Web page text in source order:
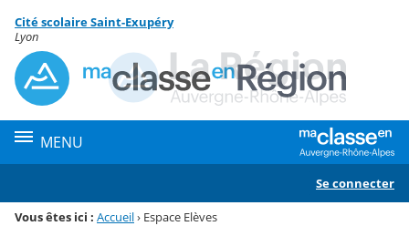
Menu de la rubrique
Contenu
Cité scolaire Saint-Exupéry
Lyon
MENU
Se connecter
Vous êtes ici : Accueil› Espace Elèves